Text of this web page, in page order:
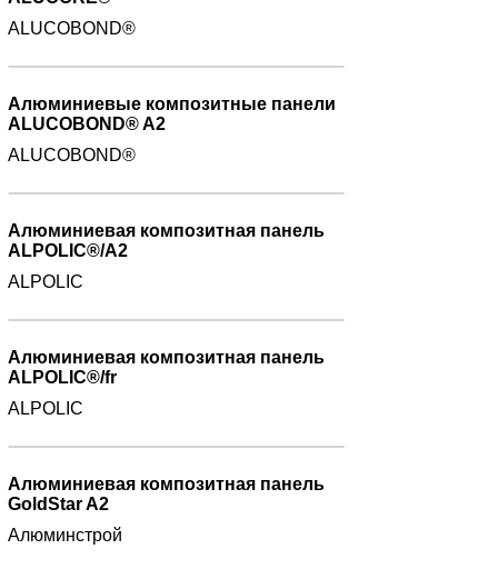
ALUCOBOND®
Алюминиевые композитные панели
ALUCOBOND® A2
ALUCOBOND®
Алюминиевая композитная панель
ALPOLIC®/A2
ALPOLIC
Алюминиевая композитная панель
ALPOLIC®/fr
ALPOLIC
Алюминиевая композитная панель
GoldStar A2
Алюминстрой